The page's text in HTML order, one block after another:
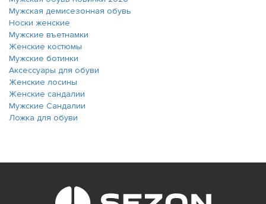
Мужская демисезонная обувь
Носки женские
Мужские въетнамки
Женские костюмы
Мужские ботинки
Аксессуары для обуви
Женские лосины
Женские сандалии
Мужские Сандалии
Ложка для обуви